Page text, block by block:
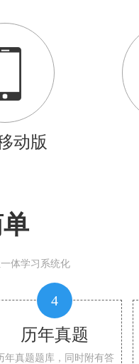
动版
体学习系统化
4
历年真题
年真题题库，同时附有答